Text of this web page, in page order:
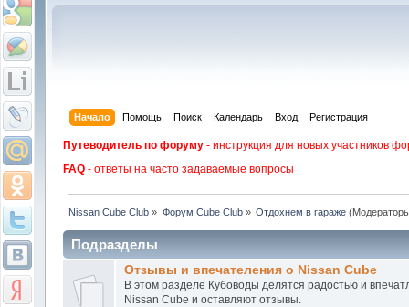
Начало Помощь Поиск Календарь Вход Регистрация
Путеводитель по форуму - инструкция для новых участников
FAQ - ответы на часто задаваемые вопросы
Nissan Cube Club » Форум Cube Club» Отдохнем в гараже
Подразделы
Отзывы и впечателения о Nissan Cube
В этом разделе Кубоводы делятся радостью и
Nissan Cube и оставляют отзывы.